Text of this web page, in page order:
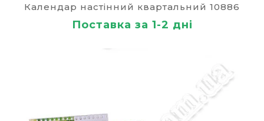
Календар настінний квартальний 10886
Поставка за 1-2 дні